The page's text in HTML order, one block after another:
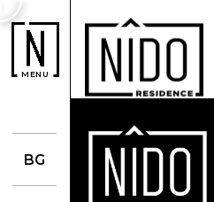
MENU
BG